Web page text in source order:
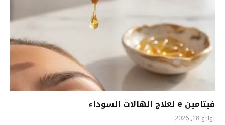
فيتامين e لعلاج الهالات السوداء
يوليو 18, 2026